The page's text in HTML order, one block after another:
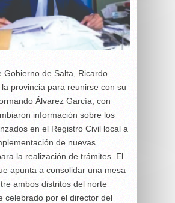
Gobierno de Salta, Ricardo
provincia para reunirse con su
Álvarez García, con
información sobre los
en el Registro Civil local a
de nuevas
la realización de trámites. El
apunta a consolidar una mesa
ambos distritos del norte
celebrado por el director del